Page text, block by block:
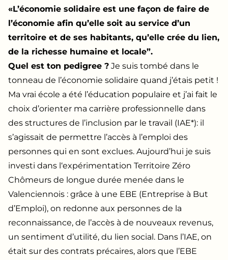
«L’économie solidaire est une façon de faire de
l’économie afin qu’elle soit au service d’un
territoire et de ses habitants, qu’elle crée du lien,
de la richesse humaine et locale”.
Quel est ton pedigree ? Je suis tombé dans le
tonneau de l’économie solidaire quand j’étais petit !
Ma vrai école a été l’éducation populaire et j’ai fait le
choix d’orienter ma carrière professionnelle dans
des structures de l’inclusion par le travail (IAE*): il
s’agissait de permettre l’accès à l’emploi des
personnes qui en sont exclues. Aujourd’hui je suis
investi dans l‘expérimentation Territoire Zéro
Chômeurs de longue durée menée dans le
Valenciennois : grâce à une EBE (Entreprise à But
d’Emploi), on redonne aux personnes de la
reconnaissance, de l’accès à de nouveaux revenus,
un sentiment d’utilité, du lien social. Dans l’IAE, on
était sur des contrats précaires, alors que l’EBE